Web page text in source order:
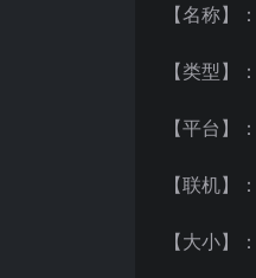
【名称】
【类型】
【平台】
【联机】
【大小】